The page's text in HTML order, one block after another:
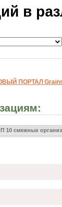
в
ПОРТАЛ
10 смежных